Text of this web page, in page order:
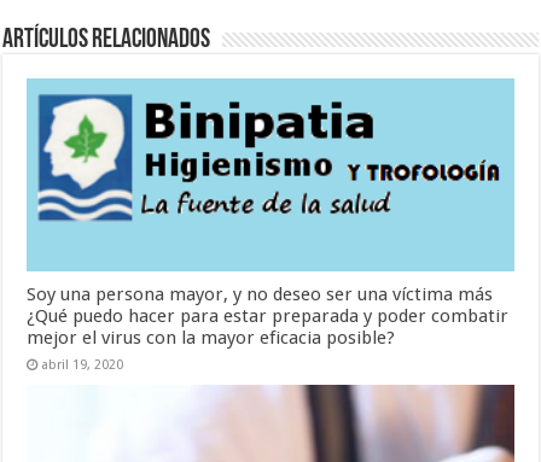
Artículos Relacionados
Soy una persona mayor, y no deseo ser una víctima más
¿Qué puedo hacer para estar preparada y poder combatir
mejor el virus con la mayor eficacia posible?
abril 19, 2020